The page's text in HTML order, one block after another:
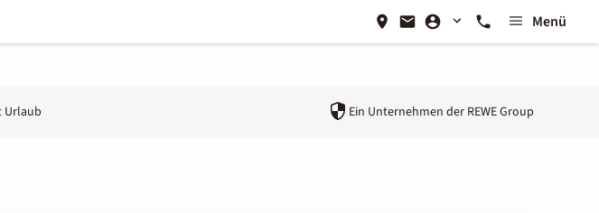
Menü
Urlaub Ein Unternehmen der REWE Group